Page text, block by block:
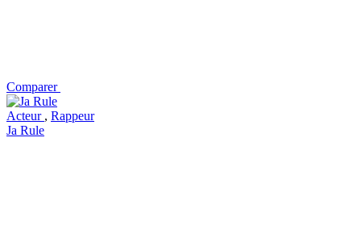
Comparer
Acteur , Rappeur
Ja Rule